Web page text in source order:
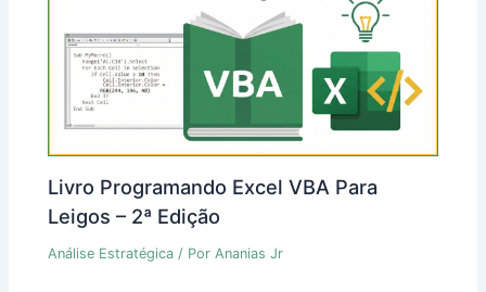
Livro Programando Excel VBA Para
Leigos – 2ª Edição
Análise Estratégica / PorAnanias Jr